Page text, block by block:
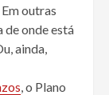
outras
de onde está
ainda,
, o Plano